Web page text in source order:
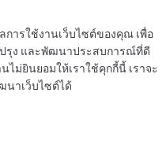
การใช้งานเว็บไซต์ของคุณ เพื่อ
รุง และพัฒนาประสบการณ์ที่ดี
ไม่ยินยอมให้เราใช้คุกกี้นี้ เราจะ
นาเว็บไซต์ได้